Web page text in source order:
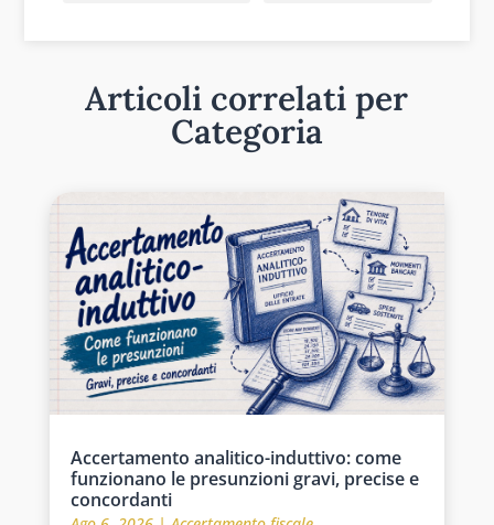
Articoli correlati per
Categoria
Accertamento analitico-induttivo: come
funzionano le presunzioni gravi, precise e
concordanti